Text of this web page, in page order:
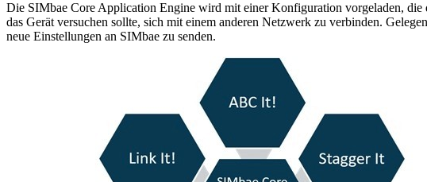
Die SIMbae Core Application Engine wird mit einer Konfiguration vorgeladen, die
das Gerät versuchen sollte, sich mit einem anderen Netzwerk zu verbinden.
neue Einstellungen an SIMbae zu senden.